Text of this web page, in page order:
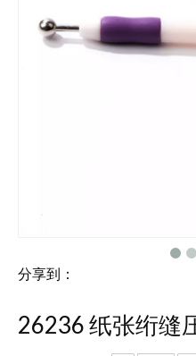
分享到：
26236 纸张绗缝